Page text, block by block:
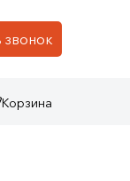
звонок
Корзина